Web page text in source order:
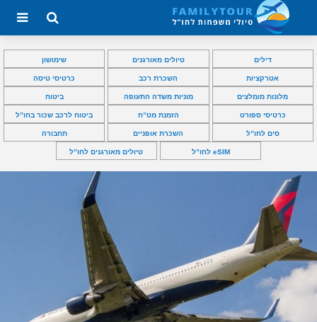
דילים טיולים מאורגנים שימושון
אטרקציות השכרת רכב כרטיסי טיסה
מלונות מומלצים מוניות משדה התעופה ביטוח
כרטיסי ספורט הזמנת מט”ח ביטוח לרכב שכור בחו”ל
סים לחו”ל השכרת אופניים תחבורה
eSIM לחו”ל טיולים מאורגנים לחו”ל